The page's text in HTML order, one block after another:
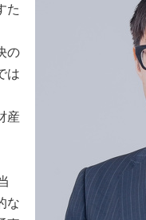
た
の
は
産
な